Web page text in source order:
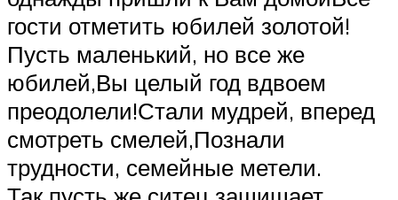
гости отметить юбилей золотой!
Пусть маленький, но все же
юбилей,Вы целый год вдвоем
преодолели!Стали мудрей, вперед
смотреть смелей,Познали
трудности, семейные метели.